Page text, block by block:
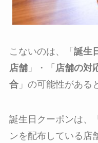
こないのは、「 誕生
店舗」・「 店舗の対
合」の可能性がある
誕生日クーポンは、
ンを配布している店